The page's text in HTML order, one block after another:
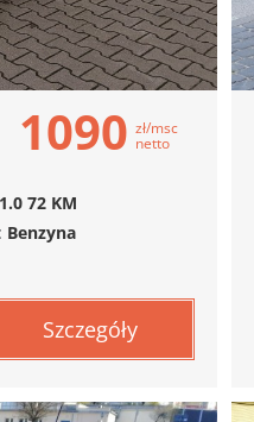
1090 zł/msc
netto
1.0 72 KM
Benzyna
Szczegóły